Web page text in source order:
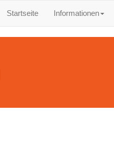
Startseite Informationen